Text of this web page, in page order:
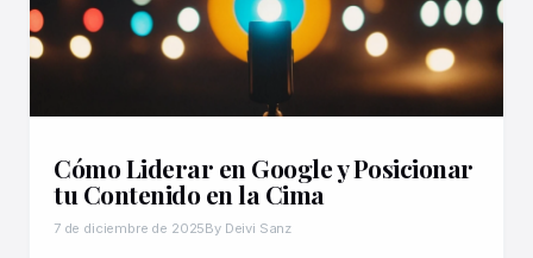
Cómo Liderar en Google y Posicionar
tu Contenido en la Cima
7 de diciembre de 2025By Deivi Sanz